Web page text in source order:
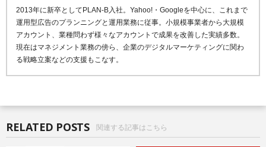
2013年に新卒としてPLAN-B入社。Yahoo!・Googleを中心に、これまで
運用型広告のプランニングと運用業務に従事。小規模事業者から大規模
アカウント、業種問わず様々なアカウントで成果を改善した実績多数。
現在はマネジメント業務の傍ら、企業のデジタルマーケティングに関わ
る戦略立案などの支援もこなす。
RELATED POSTS 関連する記事はこちら